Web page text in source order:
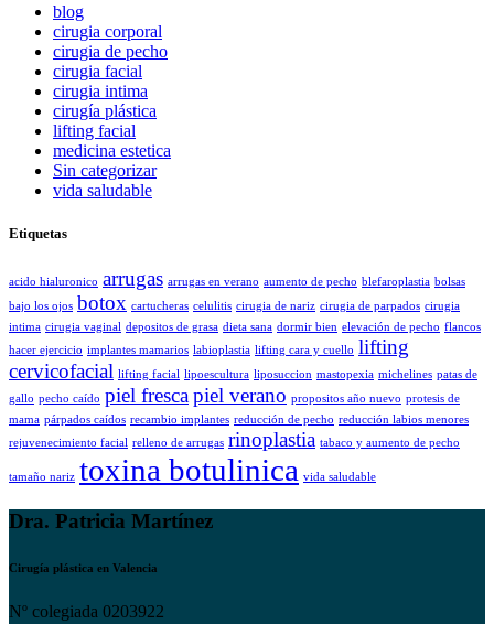
blog
cirugia corporal
cirugia de pecho
cirugia facial
cirugia intima
cirugía plástica
lifting facial
medicina estetica
Sin categorizar
vida saludable
Etiquetas
acido hialuronico arrugas arrugas en verano aumento de pecho blefaroplastia bolsas
bajo los ojos botox cartucheras celulitis cirugia de nariz cirugia de parpados cirugia
intima cirugia vaginal depositos de grasa dieta sana dormir bien elevación de pecho flancos
hacer ejercicio implantes mamarios labioplastia lifting cara y cuello lifting
cervicofacial lifting facial lipoescultura liposuccion mastopexia michelines patas de
gallo pecho caído piel frescapiel verano propositos año nuevo protesis de
mama párpados caídos recambio implantes reducción de pecho reducción labios menores
rejuvenecimiento facial relleno de arrugas rinoplastia tabaco y aumento de pecho
tamaño nariz toxina botulinica vida saludable
Dra. Patricia Martínez
Cirugía plástica en Valencia
Nº colegiada 0203922